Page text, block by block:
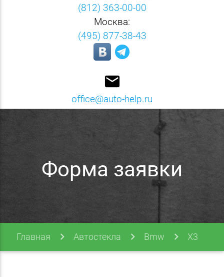
(812) 363-00-00
Москва:
(495) 877-38-43
email
office@auto-help.ru
Форма заявки
Главная Автостекла Bmw X3